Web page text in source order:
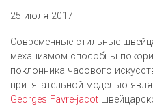
25 июля 2017
Современные стильные
механизмом способны
поклонника часового
притягательной моделью
Georges Favre-jacot